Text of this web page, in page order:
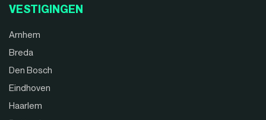
VESTIGINGEN
Arnhem
Breda
Den Bosch
Eindhoven
Haarlem